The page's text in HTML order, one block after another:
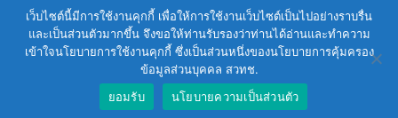
© 2021 สำนักงานพัฒนาวิทยาศาสตร์และเทคโนโลยีแห่งชาติ
สงวนสิทธิ์ทุกประการ
ข้อกำหนดและนโยบายการให้บริการเว็บไซต์
นโยบายการคุ้มครองข้อมูลส่วนบุคคล
เว็บไซต์นี้มีการใช้งานคุกกี้ เพื่อให้การใช้งานเว็บไซต์เป็นไปอย่างราบรื่น
และเป็นส่วนตัวมากขึ้น จึงขอให้ท่านรับรองว่าท่านได้อ่านและทำความ
เข้าใจนโยบายการใช้งานคุกกี้ ซึ่งเป็นส่วนหนึ่งของนโยบายการคุ้มครอง
ข้อมูลส่วนบุคคล สวทช.
ยอมรับ
นโยบายความเป็นส่วนตัว